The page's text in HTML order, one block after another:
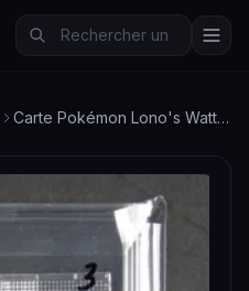
Carte Pokémon Lono's Wattrel Rare - Edition Limitée